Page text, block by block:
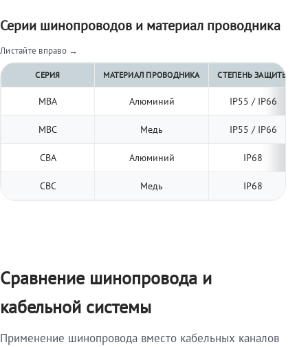
Серии шинопроводов и материал проводника
Листайте вправо →
СЕРИЯ МАТЕРИАЛ ПРОВОДНИКА СТЕПЕНЬ ЗАЩИТЫ
МВА Алюминий IP55 / IP66
МВС Медь IP55 / IP66
СВА Алюминий IP68
СВС Медь IP68
Сравнение шинопровода и
кабельной системы
Применение шинопровода вместо кабельных каналов